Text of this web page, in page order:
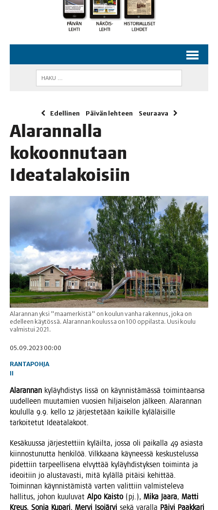
Edellinen Päivän lehteen Seuraava
Ala­ran­nal­la
kokoon­nu­taan
Ideatalakoisiin
Alarannan yksi "maamerkistä" on koulun vanha rakennus, joka on
edelleen käytössä. Alarannan koulussa on 100 oppilasta. Uusi koulu
valmistui 2021.
05.09.2023 00:00
RANTAPOHJA
II
Ala­ran­nan kyläyh­dis­tys Iis­sä on käyn­nis­tä­mäs­sä toi­min­taan­sa
uudel­leen muu­ta­mien vuo­sien hil­jai­se­lon jäl­keen. Ala­ran­nan
kou­lul­la 9.9. kel­lo 12 jär­jes­te­tään kai­kil­le kylä­läi­sil­le
tar­koi­te­tut Ideatalakoot.
Kesä­kuus­sa jär­jes­tet­tiin kyläil­ta, jos­sa oli pai­kal­la 49 asias­ta
kiin­nos­tu­nut­ta hen­ki­löä. Vilk­kaa­na käy­nees­sä kes­kus­te­lus­sa
pidet­tiin tar­peel­li­se­na elvyt­tää kyläyh­dis­tyk­sen toi­min­ta ja
ideoi­tiin jo alus­ta­vas­ti, mitä kyläl­lä pitäi­si kehit­tää.
Toi­min­nan käyn­nis­tä­mis­tä var­ten valit­tiin val­mis­te­le­va
hal­li­tus, johon kuu­lu­vat Alpo Kais­to(pj.), Mika Jaa­ra, Mat­ti
Kreus, Son­ja Kupa­ri, Mer­vi Iso­jär­vi sekä varal­la Päi­vi Paak­ka­ri